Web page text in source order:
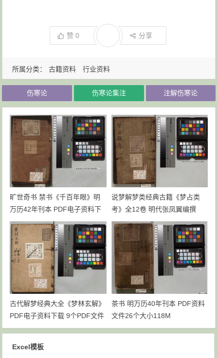
所属分类： 古籍资料 行业资料
赞0 分享
伤寒论 伤寒论集注 注解伤寒论
旷世奇书 禁书《千百年眼》明
万历42年刊本 PDF电子资料下
载
说梦解梦类经典古籍《梦占类
考》全12卷 明代张凤翼编撰
PDF共6个文件93M下载
古代解梦经典大全《梦林玄解》
PDF电子资料下载 9个PDF文件
大小为211M
茶书 明万历40年刊本 PDF资料
文件26个大小118M
Excel模板